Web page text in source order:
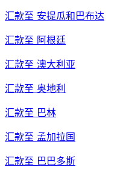
汇款至 安提瓜和巴布达
汇款至 阿根廷
汇款至 澳大利亚
汇款至 奥地利
汇款至 巴林
汇款至 孟加拉国
汇款至 巴巴多斯